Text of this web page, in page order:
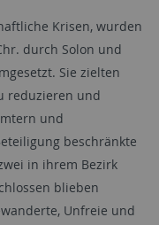
Krisen, wurden
durch Solon und
Sie zielten
reduzieren und
und
beschränkte
in ihrem Bezirk
blieben
Unfreie und